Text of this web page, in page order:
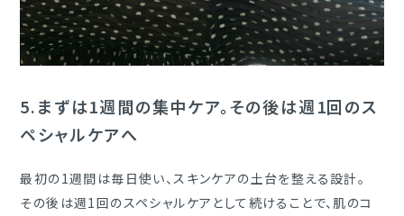
5.まずは1週間の集中ケア。その後は週1回のス
ペシャルケアへ
最初の1週間は毎日使い、スキンケアの土台を整える設計。
その後は週1回のスペシャルケアとして続けることで、肌のコ